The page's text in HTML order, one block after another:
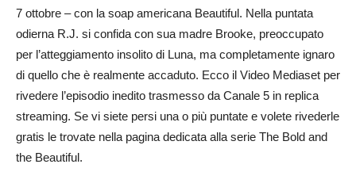
7 ottobre – con la soap americana Beautiful. Nella puntata
odierna R.J. si confida con sua madre Brooke, preoccupato
per l’atteggiamento insolito di Luna, ma completamente ignaro
di quello che è realmente accaduto. Ecco il Video Mediaset per
rivedere l’episodio inedito trasmesso da Canale 5 in replica
streaming. Se vi siete persi una o più puntate e volete rivederle
gratis le trovate nella pagina dedicata alla serie The Bold and
the Beautiful.